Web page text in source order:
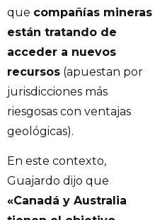
que compañías mineras
están tratando de
acceder a nuevos
recursos (apuestan por
jurisdicciones más
riesgosas con ventajas
geológicas).
En este contexto,
Guajardo dijo que
«Canadá y Australia